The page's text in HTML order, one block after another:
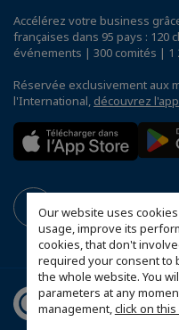
Our website uses
usage, improve its
cookies, that don't
required your consent to
the whole website. You
parameters at any
management,click on
Accélérez votre business
françaises dans 95 pays : 120
événements | 300 comités | 1
Réservée exclusivement aux
l'International, découvrez